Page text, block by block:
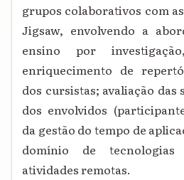
grupos colaborativos com
Jigsaw, envolvendo a
ensino por
enriquecimento de
dos cursistas; avaliação das
dos envolvidos
da gestão do tempo de
domínio de tecnologias
atividades remotas.